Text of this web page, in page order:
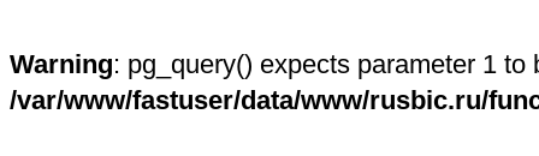
Warning: pg_query() expects parameter 1
/var/www/fastuser/data/www/rusbic.ru/